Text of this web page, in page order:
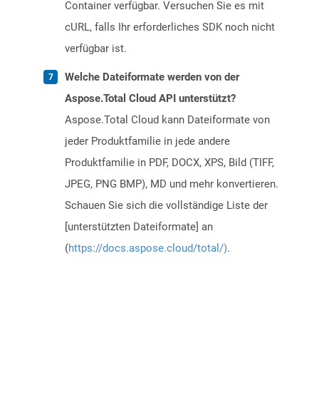
Container verfügbar. Versuchen Sie es mit
cURL, falls Ihr erforderliches SDK noch nicht
verfügbar ist.
Welche Dateiformate werden von der
Aspose.Total Cloud API unterstützt?
Aspose.Total Cloud kann Dateiformate von
jeder Produktfamilie in jede andere
Produktfamilie in PDF, DOCX, XPS, Bild (TIFF,
JPEG, PNG BMP), MD und mehr konvertieren.
Schauen Sie sich die vollständige Liste der
[unterstützten Dateiformate] an
(https://docs.aspose.cloud/total/).